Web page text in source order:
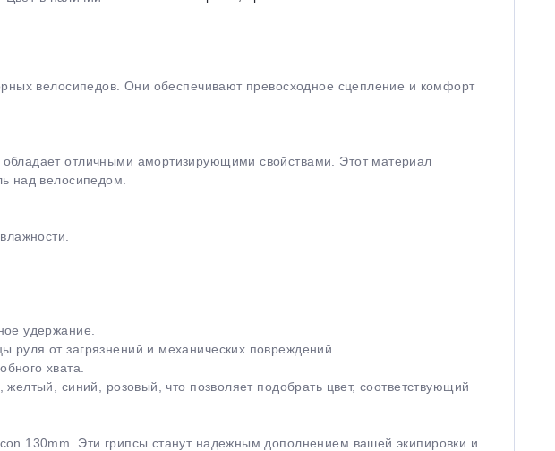
велосипедов. Они обеспечивают превосходное сцепление и комфорт
отличными амортизирующими свойствами. Этот материал
над велосипедом.
удержание.
от загрязнений и механических повреждений.
хвата.
синий, розовый, что позволяет подобрать цвет, соответствующий
130mm. Эти грипсы станут надежным дополнением вашей экипировки и